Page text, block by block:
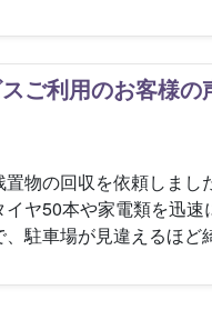
ご利用のお客様の
物の回収を依頼しまし
ヤ50本や家電類を迅
駐車場が見違えるほど